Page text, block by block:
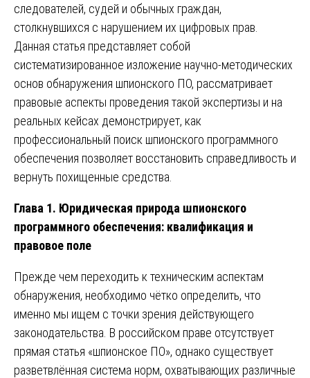
следователей, судей и обычных граждан,
столкнувшихся с нарушением их цифровых прав.
Данная статья представляет собой
систематизированное изложение научно-методических
основ обнаружения шпионского ПО, рассматривает
правовые аспекты проведения такой экспертизы и на
реальных кейсах демонстрирует, как
профессиональный поиск шпионского программного
обеспечения позволяет восстановить справедливость и
вернуть похищенные средства.
Глава 1. Юридическая природа шпионского
программного обеспечения: квалификация и
правовое поле
Прежде чем переходить к техническим аспектам
обнаружения, необходимо чётко определить, что
именно мы ищем с точки зрения действующего
законодательства. В российском праве отсутствует
прямая статья «шпионское ПО», однако существует
разветвлённая система норм, охватывающих различные